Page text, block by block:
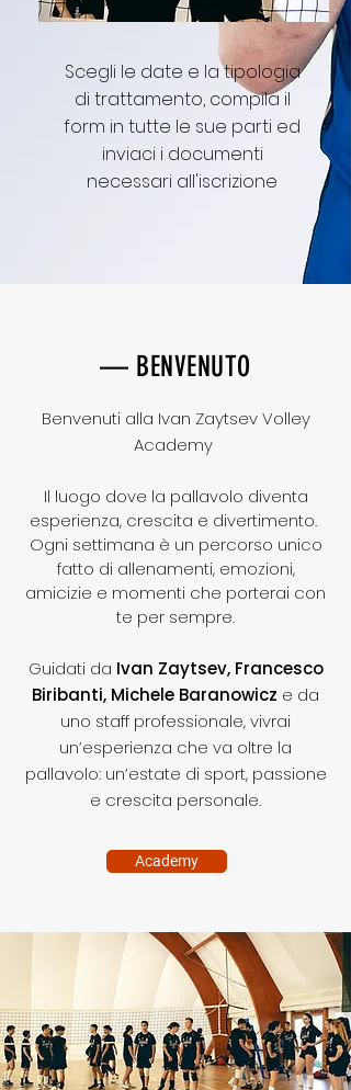
Scegli le date e la tipologia
di trattamento, compila il
form in tutte le sue parti ed
inviaci i documenti
necessari all'iscrizione
— BENVENUTO
Benvenuti alla Ivan Zaytsev Volley
Academy ​
Il luogo dove la pallavolo diventa
esperienza, crescita e divertimento.
Ogni settimana è un percorso unico
fatto di allenamenti, emozioni,
amicizie e momenti che porterai con
te per sempre.
Guidati da Ivan Zaytsev, Francesco
Biribanti, Michele Baranowicz e da
uno staff professionale, vivrai
un’esperienza che va oltre la
pallavolo: un’estate di sport, passione
e crescita personale.
Academy